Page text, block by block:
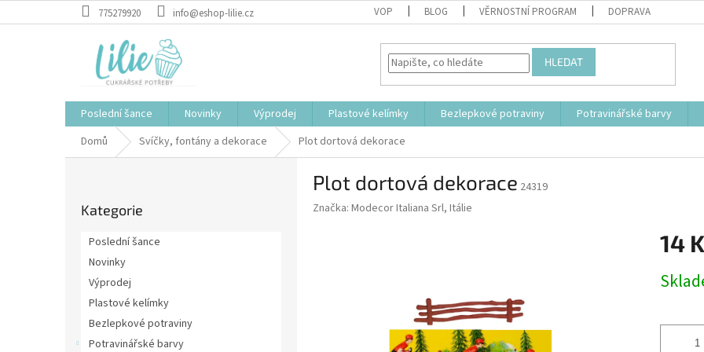
na
775279920 info@eshop-lilie.cz VOP BLOG VĚRNOSTNÍ PROGRAM DOPRAVA
HLEDAT
Poslední šance Novinky Výprodej Plastové kelímky Bezlepkové potraviny Potravinářské barvy
Domů
Svíčky, fontány a dekorace Plot dortová dekorace
kategorie
Kategorie
Poslední šance
Novinky
Výprodej
Plastové kelímky
Bezlepkové potraviny
Potravinářské barvy
Plot dortová dekorace 24319
Značka: Modecor Italiana Srl, Itálie
14
cena: